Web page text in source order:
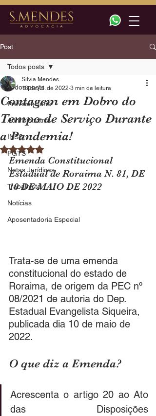
Post
Todos posts
Previdenciária
Administrativa
INSS
FGTS
Notas Jurídicas
Trabalhista
Notícias
Aposentadoria Especial
Todos posts
Contagem em Dobro do
Tempo de Serviço Durante
a Pandemia!
Silvia Mendes
18 de jul. de 2022 3 min de leitura
Avaliado com NaN de 5 estrelas.
Emenda Constitucional
Estadual de Roraima N. 81, DE
10 DE MAIO DE 2022
Trata-se de uma emenda
constitucional do estado de
Roraima, de origem da PEC nº
08/2021 de autoria do Dep.
Estadual Evangelista Siqueira,
publicada dia 10 de maio de
2022.
O que diz a Emenda?
Acrescenta o artigo 20 ao Ato
das Disposições